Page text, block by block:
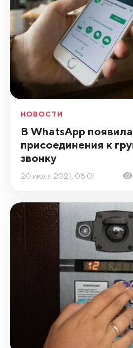
НОВОСТИ
В WhatsApp
присоединения к
звонку
20 июля 2021, 08:01